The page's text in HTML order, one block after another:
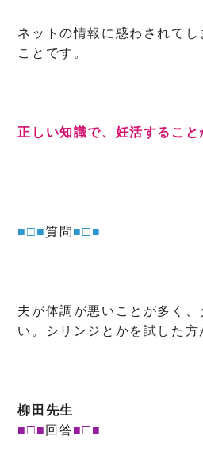
ネットの情報に惑わされて
ことです。
正しい知識で、妊活すること
■□■質問 ■□■
夫が体調が悪いことが多く
い。シリンジとかを試した方
柳田先生
■□■ 回答■□■